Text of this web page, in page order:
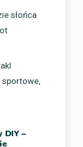
słońca
sportowe,
DIY –